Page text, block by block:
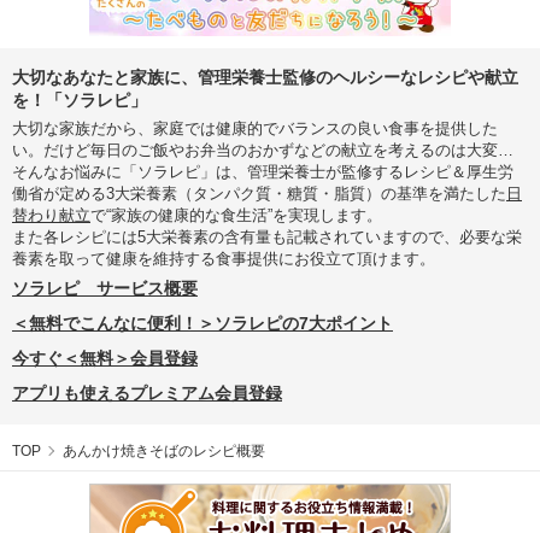
大切なあなたと家族に、管理栄養士監修のヘルシーなレシピや献立
を！「ソラレピ」
大切な家族だから、家庭では健康的でバランスの良い食事を提供した
い。だけど毎日のご飯やお弁当のおかずなどの献立を考えるのは大変…
そんなお悩みに「ソラレピ」は、管理栄養士が監修するレシピ＆厚生労
働省が定める3大栄養素（タンパク質・糖質・脂質）の基準を満たした 日
替わり献立で“家族の健康的な食生活”を実現します。
また各レシピには5大栄養素の含有量も記載されていますので、必要な栄
養素を取って健康を維持する食事提供にお役立て頂けます。
ソラレピ サービス概要
＜無料でこんなに便利！＞ソラレピの7大ポイント
今すぐ＜無料＞会員登録
アプリも使えるプレミアム会員登録
TOP あんかけ焼きそばのレシピ概要